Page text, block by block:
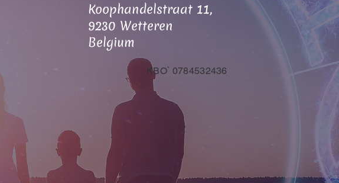
Koophandelstraat 11,
9230 Wetteren
Belgium
KBO՝ 0784532436